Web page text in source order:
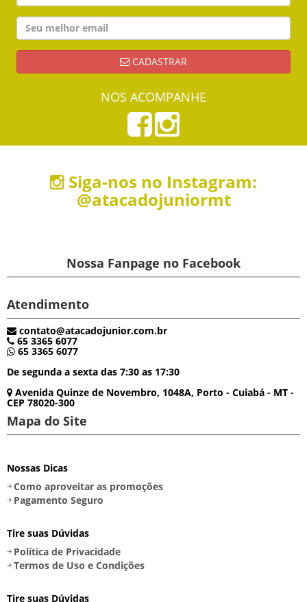
CADASTRAR
NOS ACOMPANHE
Siga-nos no Instagram:
@atacadojuniormt
Nossa Fanpage no Facebook
Atendimento
contato@atacadojunior.com.br
65 3365 6077
65 3365 6077
De segunda a sexta das 7:30 as 17:30
Avenida Quinze de Novembro, 1048A, Porto - Cuiabá - MT -
CEP 78020-300
Mapa do Site
Nossas Dicas
Como aproveitar as promoções
Pagamento Seguro
Tire suas Dúvidas
Política de Privacidade
Termos de Uso e Condições
Tire suas Dúvidas